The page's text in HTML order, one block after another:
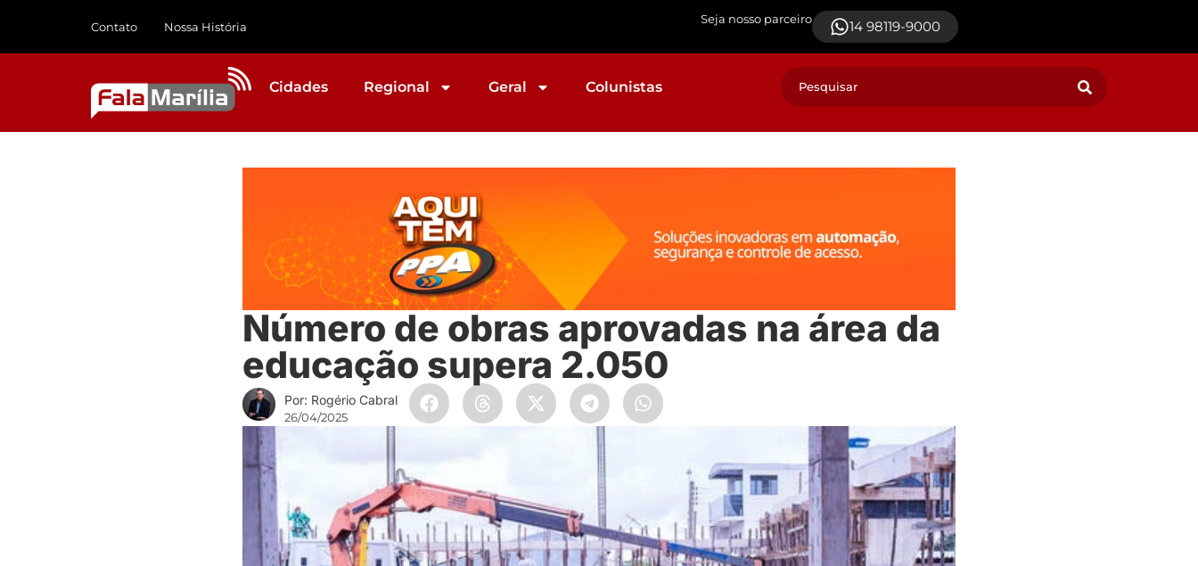
Contato Nossa História
Seja nosso parceiro 14 98119-9000
Cidades Regional Geral Colunistas
Número de obras aprovadas na área da
educação supera 2.050
Por: Rogério Cabral
26/04/2025